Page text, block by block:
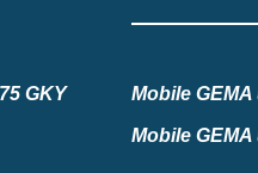
GKY Mobile GEMA
Mobile